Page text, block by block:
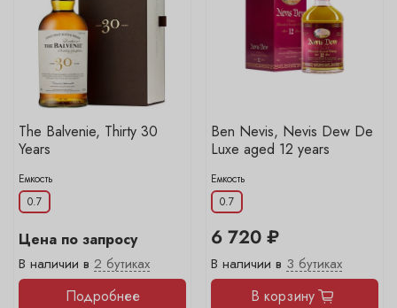
The Balvenie, Thirty 30
Years
Емкость
0.7
Цена по запросу
В наличии в 2 бутиках
Подробнее
Ben Nevis, Nevis Dew De
Luxe aged 12 years
Емкость
0.7
6 720 ₽
В наличии в 3 бутиках
В корзину